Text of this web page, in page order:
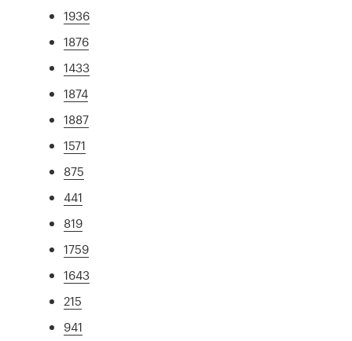
1936
1876
1433
1874
1887
1571
875
441
819
1759
1643
215
941